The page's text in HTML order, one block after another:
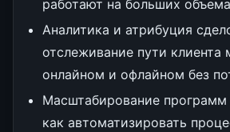
работают на больших
Аналитика и атрибуция
отслеживание пути клиента
онлайном и офлайном без
Масштабирование программ
как автоматизировать